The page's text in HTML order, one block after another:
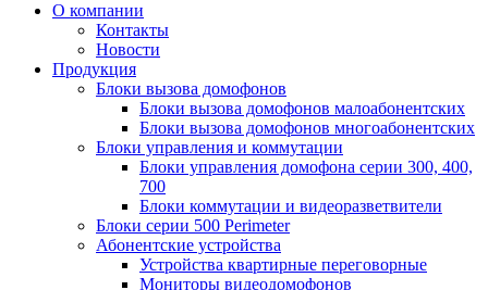
О компании
Контакты
Новости
Продукция
Блоки вызова домофонов
Блоки вызова домофонов малоабонентских
Блоки вызова домофонов многоабонентских
Блоки управления и коммутации
Блоки управления домофона серии 300, 400,
700
Блоки коммутации и видеоразветвители
Блоки серии 500 Perimeter
Абонентские устройства
Устройства квартирные переговорные
Мониторы видеодомофонов